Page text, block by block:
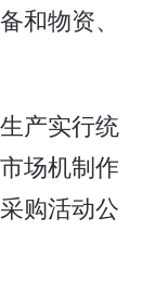
和物资、
产实行统
场机制作
购活动公